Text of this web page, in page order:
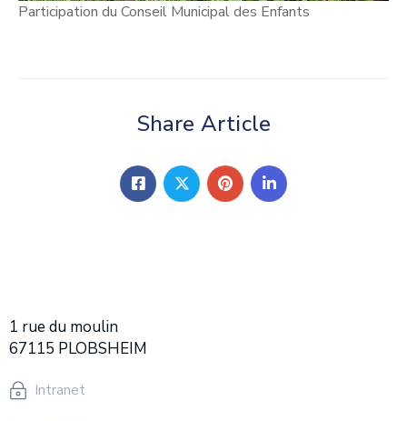
Participation du Conseil Municipal des Enfants
Share Article
1 rue du moulin
67115 PLOBSHEIM
Intranet